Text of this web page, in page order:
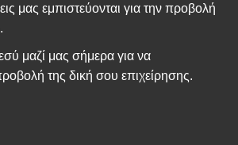
μας εμπιστεύονται για την προβολή
μαζί μας σήμερα για να
της δική σου επιχείρησης.